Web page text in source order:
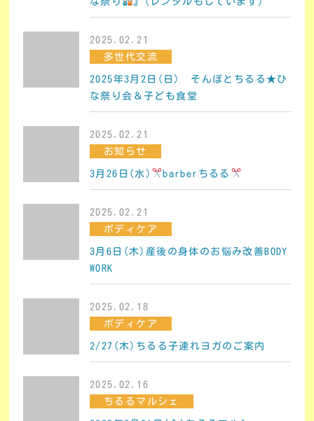
2025.02.21
多世代交流
2025年3月2日(日) そんぽとちるる★ひ
な祭り会＆子ども食堂
2025.02.21
お知らせ
3月26日(水) barberちるる
2025.02.21
ボディケア
3月6日(木)産後の身体のお悩み改善BODY
WORK
2025.02.18
ボディケア
2/27(木)ちるる子連れヨガのご案内
2025.02.16
ちるるマルシェ